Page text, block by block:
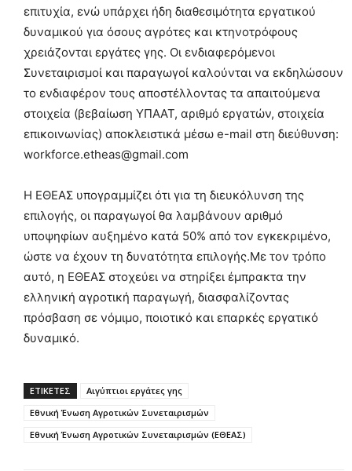
επιτυχία, ενώ υπάρχει ήδη διαθεσιμότητα εργατικού
δυναμικού για όσους αγρότες και κτηνοτρόφους
χρειάζονται εργάτες γης. Οι ενδιαφερόμενοι
Συνεταιρισμοί και παραγωγοί καλούνται να εκδηλώσουν
το ενδιαφέρον τους αποστέλλοντας τα απαιτούμενα
στοιχεία (βεβαίωση ΥΠΑΑΤ, αριθμό εργατών, στοιχεία
επικοινωνίας) αποκλειστικά μέσω e-mail στη διεύθυνση:
workforce.etheas@gmail.com
Η ΕΘΕΑΣ υπογραμμίζει ότι για τη διευκόλυνση της
επιλογής, οι παραγωγοί θα λαμβάνουν αριθμό
υποψηφίων αυξημένο κατά 50% από τον εγκεκριμένο,
ώστε να έχουν τη δυνατότητα επιλογής.Με τον τρόπο
αυτό, η ΕΘΕΑΣ στοχεύει να στηρίξει έμπρακτα την
ελληνική αγροτική παραγωγή, διασφαλίζοντας
πρόσβαση σε νόμιμο, ποιοτικό και επαρκές εργατικό
δυναμικό.
ΕΤΙΚΕΤΕΣ
Αιγύπτιοι εργάτες γης
Εθνική Ένωση Αγροτικών Συνεταιρισμών
Εθνική Ένωση Αγροτικών Συνεταιρισμών (ΕΘΕΑΣ)